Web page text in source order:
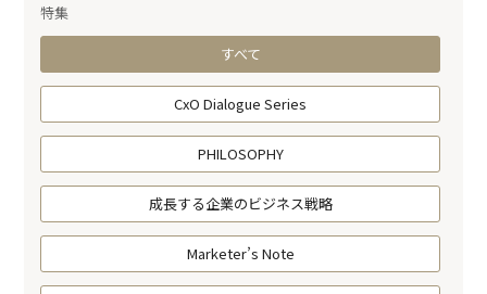
特集
すべて
CxO Dialogue Series
PHILOSOPHY
成長する企業のビジネス戦略
Marketer’s Note